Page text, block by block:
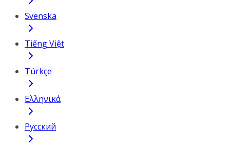
Svenska
Tiếng Việt
Türkçe
Ελληνικά
Русский